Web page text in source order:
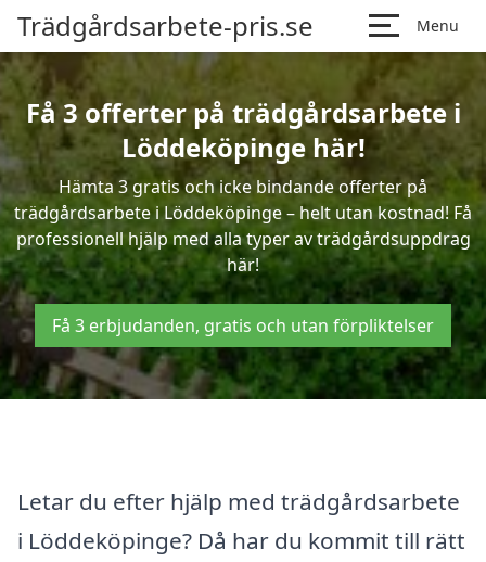
Trädgårdsarbete-pris.se Menu
Få 3 offerter på trädgårdsarbete i
Löddeköpinge här!
Hämta 3 gratis och icke bindande offerter på
trädgårdsarbete i Löddeköpinge – helt utan kostnad! Få
professionell hjälp med alla typer av trädgårdsuppdrag
här!
Få 3 erbjudanden, gratis och utan förpliktelser
Letar du efter hjälp med trädgårdsarbete
i Löddeköpinge? Då har du kommit till rätt